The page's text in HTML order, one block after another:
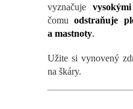
vyznačuje
čomu odstraňuje
a mastnoty.
Užite si vynovený
na škáry.